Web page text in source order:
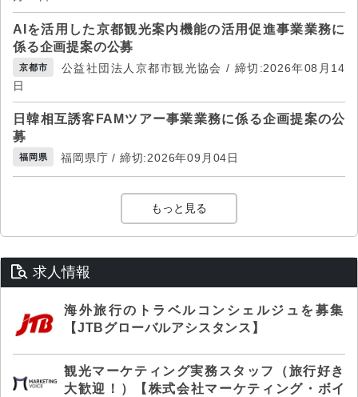
AIを活用した京都観光案内機能の活用促進事業業務に
係る企画提案の公募
京都市
公益社団法人京都市観光協会 / 締切:2026年08月14
日
日韓相互誘客FAMツアー事業業務に係る企画提案の公
募
福岡県 福岡県庁 / 締切:2026年09月04日
もっと見る
求人情報
海外旅行のトラベルコンシェルジュを募集
【JTBグローバルアシスタンス】
観光マーケティング実務スタッフ（旅行好き
大歓迎！）【株式会社マーケティング・ボイ